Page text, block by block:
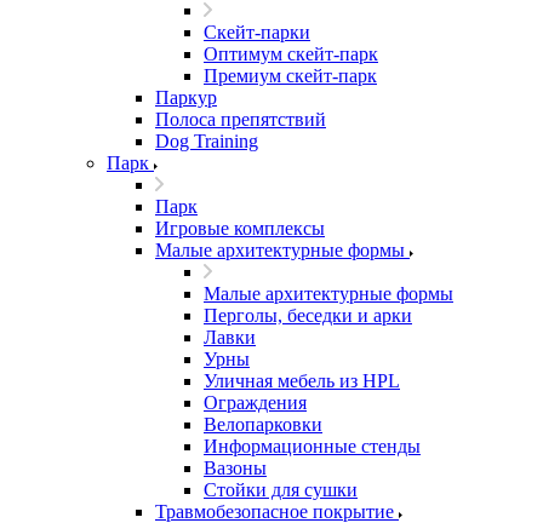
Скейт-парки
Оптимум скейт-парк
Премиум скейт-парк
Паркур
Полоса препятствий
Dog Training
Парк
Парк
Игровые комплексы
Малые архитектурные формы
Малые архитектурные формы
Перголы, беседки и арки
Лавки
Урны
Уличная мебель из HPL
Ограждения
Велопарковки
Информационные стенды
Вазоны
Стойки для сушки
Травмобезопасное покрытие